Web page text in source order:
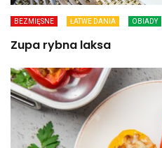
BEZMIĘSNE ŁATWE DANIA OBIADY
Zupa rybna laksa